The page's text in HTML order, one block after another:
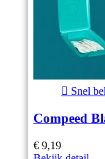
 Snel
Compeed
€ 9,19